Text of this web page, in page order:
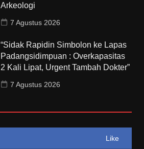
Arkeologi
7 Agustus 2026
“Sidak Rapidin Simbolon ke Lapas
Padangsidimpuan : Overkapasitas
2 Kali Lipat, Urgent Tambah Dokter”
7 Agustus 2026
Like